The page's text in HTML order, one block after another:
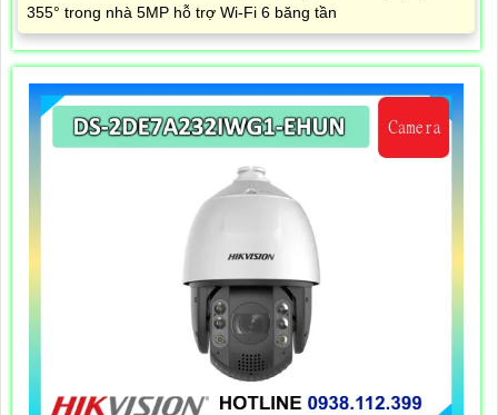
355° trong nhà 5MP hỗ trợ Wi-Fi 6 băng tần